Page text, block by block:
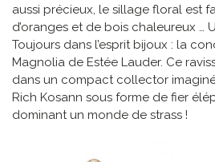
aussi précieux, le sillage floral est
d’oranges et de bois chaleureux …
Toujours dans l’esprit bijoux : la
Magnolia de Estée Lauder. Ce
dans un compact collector
Rich Kosann sous forme de fier
dominant un monde de strass !